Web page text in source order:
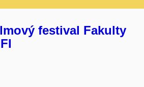
festival Fakulty